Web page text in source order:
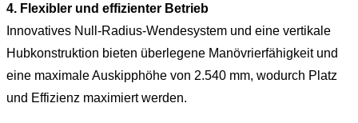
4. Flexibler und effizienter Betrieb
Innovatives Null-Radius-Wendesystem und eine vertikale
Hubkonstruktion bieten überlegene Manövrierfähigkeit und
eine maximale Auskipphöhe von 2.540 mm, wodurch Platz
und Effizienz maximiert werden.